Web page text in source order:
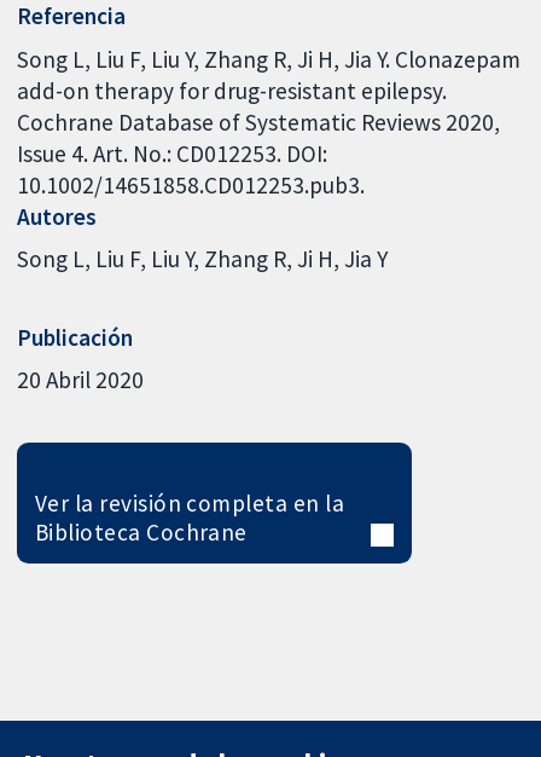
Referencia
Song L, Liu F, Liu Y, Zhang R, Ji H, Jia Y. Clonazepam
add-on therapy for drug-resistant epilepsy.
Cochrane Database of Systematic Reviews 2020,
Issue 4. Art. No.: CD012253. DOI:
10.1002/14651858.CD012253.pub3.
Autores
Song L Liu F Liu Y Zhang R Ji H Jia Y
Publicación
20 Abril 2020
Ver la revisión completa en la
Biblioteca Cochrane